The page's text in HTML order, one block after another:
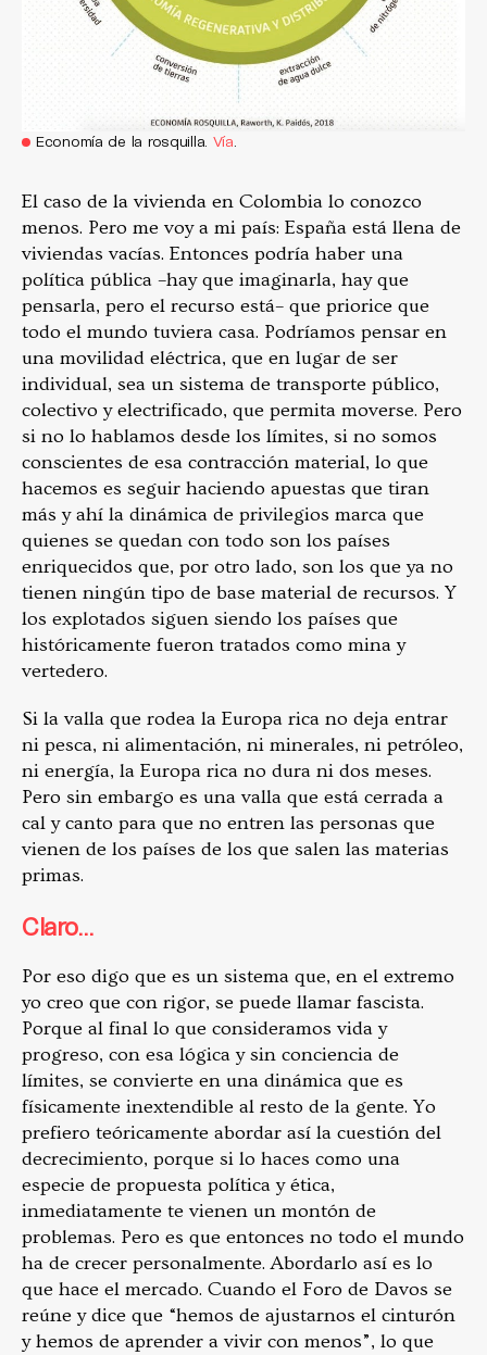
Economía de la rosquilla. Vía
El caso de la vivienda en Colombia lo conozco
menos. Pero me voy a mi país: España está llena de
viviendas vacías. Entonces podría haber una
política pública –hay que imaginarla, hay que
pensarla, pero el recurso está– que priorice que
todo el mundo tuviera casa. Podríamos pensar en
una movilidad eléctrica, que en lugar de ser
individual, sea un sistema de transporte público,
colectivo y electrificado, que permita moverse. Pero
si no lo hablamos desde los límites, si no somos
conscientes de esa contracción material, lo que
hacemos es seguir haciendo apuestas que tiran
más y ahí la dinámica de privilegios marca que
quienes se quedan con todo son los países
enriquecidos que, por otro lado, son los que ya no
tienen ningún tipo de base material de recursos. Y
los explotados siguen siendo los países que
históricamente fueron tratados como mina y
vertedero.
Si la valla que rodea la Europa rica no deja entrar
ni pesca, ni alimentación, ni minerales, ni petróleo,
ni energía, la Europa rica no dura ni dos meses.
Pero sin embargo es una valla que está cerrada a
cal y canto para que no entren las personas que
vienen de los países de los que salen las materias
primas.
Claro…
Por eso digo que es un sistema que, en el extremo
yo creo que con rigor, se puede llamar fascista.
Porque al final lo que consideramos vida y
progreso, con esa lógica y sin conciencia de
límites, se convierte en una dinámica que es
físicamente inextendible al resto de la gente. Yo
prefiero teóricamente abordar así la cuestión del
decrecimiento, porque si lo haces como una
especie de propuesta política y ética,
inmediatamente te vienen un montón de
problemas. Pero es que entonces no todo el mundo
ha de crecer personalmente. Abordarlo así es lo
que hace el mercado. Cuando el Foro de Davos se
reúne y dice que “hemos de ajustarnos el cinturón
y hemos de aprender a vivir con menos”, lo que